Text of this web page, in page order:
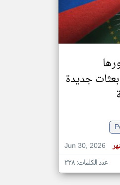
تغيير الدولة
اخبار جزر القمر على مدار الساعة
اخبار جزر القمر العاجلة والمباشرة
جديدة
Jun 30, 2026
عدد الكلمات: ٢٢٨
klyoum.com